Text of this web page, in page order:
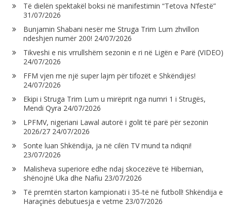
Të dielën spektakël boksi në manifestimin “Tetova N’festë”
31/07/2026
Bunjamin Shabani nesër me Struga Trim Lum zhvillon
ndeshjen numër 200! 24/07/2026
Tikveshi e nis vrrullshëm sezonin e ri në Ligën e Parë (VIDEO)
24/07/2026
FFM vjen me një super lajm për tifozët e Shkëndijës!
24/07/2026
Ekipi i Struga Trim Lum u mirëprit nga numri 1 i Strugës,
Mendi Qyra 24/07/2026
LPFMV, nigeriani Lawal autorë i golit të parë për sezonin
2026/27 24/07/2026
Sonte luan Shkëndija, ja në cilën TV mund ta ndiqni!
23/07/2026
Malisheva superiore edhe ndaj skocezëve të Hibernian,
shënojnë Uka dhe Nafiu 23/07/2026
Të premtën starton kampionati i 35-të në futboll! Shkëndija e
Haraçinës debutuesja e vetme 23/07/2026